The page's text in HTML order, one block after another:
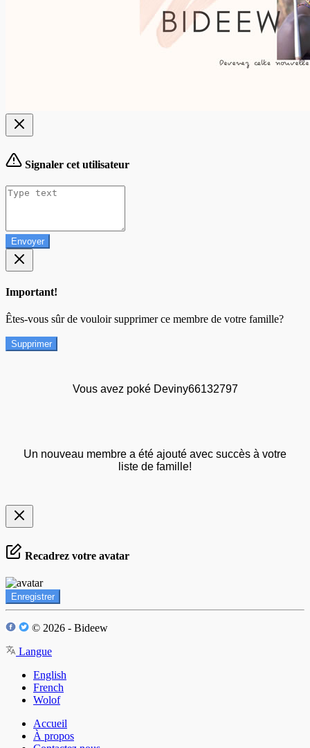
Signaler cet utilisateur
Envoyer
Important!
Êtes-vous sûr de vouloir supprimer ce membre de votre famille?
Supprimer
Vous avez poké Deviny66132797
Un nouveau membre a été ajouté avec succès à votre
liste de famille!
Recadrez votre avatar
Enregistrer
© 2026 - Bideew
Langue
English
French
Wolof
Accueil
À propos